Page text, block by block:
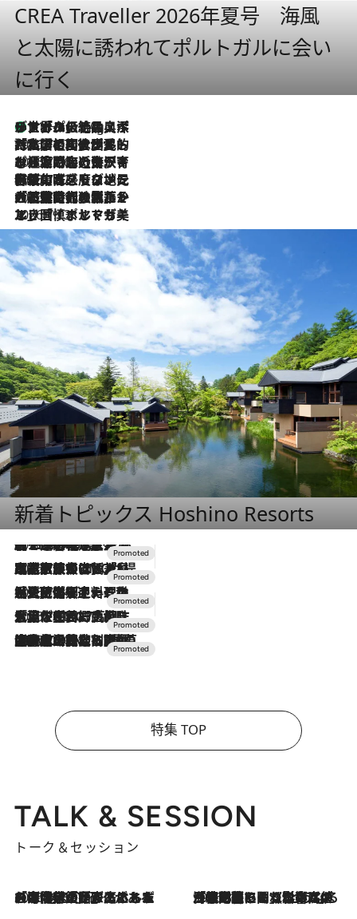
CREA Traveller 2026年夏号 海風
と太陽に誘われてポルトガルに会い
に行く
11 Hours Ago
リスボンの絶品スイーツ「パステル・デ・ナタ」とは？ポルトガル伝統の奥深い世界へ
2026.7.27
「私の祖国はポルトガル語です」国民的詩人フェルナンド・ペソアと、彼が愛した文学の街を歩く
2026.7.26
ポルトガル近海が育む極上の海の幸。キリリと冷えた白ワインと愉しむ、シーフード専門店の贅沢
2026.7.22
伝統の味をモダンに昇華。高感度な地元客が集う、リスボンの最旬ガストロノミー
2026.7.21
大航海時代の栄華から、震災、独裁、そして革命へ。ポルトガル・首都リスボンの石畳に刻まれた「歴史の光と影」
2026.7.13
エッセイ・ヤマザキマリ「慎ましくも美しき国 ポルトガル」
新着トピックス Hoshino Resorts
2026.8.7
【トンボの足水浴】ヒノキの香りに包まれて涼感マックス！約13℃の湧水かけ流しを避暑地「星野温泉 トンボの湯」で体験
2026.7.31
【ホテル帰省】という選択肢をOMOが提案。家族とほどよい距離を保つには「昼は実家、夜は気兼ねなくホテルで！」
2026.7.24
【夏限定ディナーコース】旬を迎える稚鮎や花ズッキーニなどをイタリア・トスカーナの郷土料理の手法で満喫！
2026.7.17
「土佐和ハーブかき氷」がOMO7高知に登場！生姜、山椒、大葉など目にも舌にも涼を呼ぶ郷土の味
2026.7.10
NEW OPEN！【界 草津】名湯の地に誕生。趣の異なる2種の温泉と上州ならではの会席・蕎麦割烹など美食を味わう究極の癒やし旅
特集 TOP
TALK & SESSION
トーク＆セッション
2026.8.3
「今後値上げがあるとすれば…」「リスクがあるのは今年の冬」エネルギー専門家が語る、ホルムズ海峡封鎖が家庭にもたらす“ある心配” 2026.8.3
「住宅建てられない…」「サーチャージ料の高値が続いている」ホルムズ海峡封鎖による影響はいつまで続く？《エネルギー専門家に聞く“どうなる日本の暮らし”》